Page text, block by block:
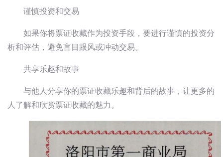
谨慎投资和交易
如果你将票证收藏作为投资手段，要进行谨慎的投资分
析和评估，避免盲目跟风或冲动交易。
共享乐趣和故事
与他人分享你的票证收藏乐趣和背后的故事，让更多的
人了解和欣赏票证收藏的魅力。